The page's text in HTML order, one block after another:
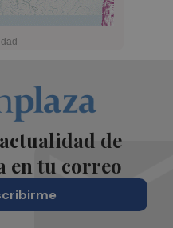
de
en tu correo